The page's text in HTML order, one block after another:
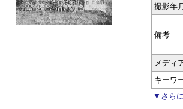
撮影年
備考
メディ
キーワ
▼さら